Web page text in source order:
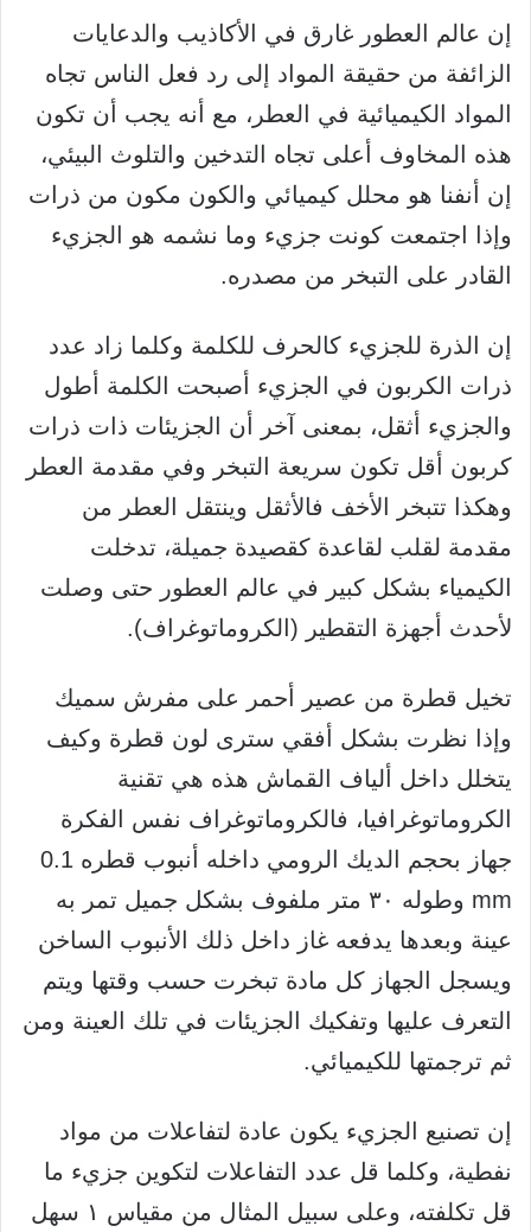
إن عالم العطور غارق في الأكاذيب والدعايات
الزائفة من حقيقة المواد إلى رد فعل الناس تجاه
المواد الكيميائية في العطر، مع أنه يجب أن تكون
هذه المخاوف أعلى تجاه التدخين والتلوث البيئي،
إن أنفنا هو محلل كيميائي والكون مكون من ذرات
وإذا اجتمعت كونت جزيء وما نشمه هو الجزيء
القادر على التبخر من مصدره.
إن الذرة للجزيء كالحرف للكلمة وكلما زاد عدد
ذرات الكربون في الجزيء أصبحت الكلمة أطول
والجزيء أثقل، بمعنى آخر أن الجزيئات ذات ذرات
كربون أقل تكون سريعة التبخر وفي مقدمة العطر
وهكذا تتبخر الأخف فالأثقل وينتقل العطر من
مقدمة لقلب لقاعدة كقصيدة جميلة، تدخلت
الكيمياء بشكل كبير في عالم العطور حتى وصلت
لأحدث أجهزة التقطير (الكروماتوغراف).
تخيل قطرة من عصير أحمر على مفرش سميك
وإذا نظرت بشكل أفقي سترى لون قطرة وكيف
يتخلل داخل ألياف القماش هذه هي تقنية
الكروماتوغرافيا، فالكروماتوغراف نفس الفكرة
جهاز بحجم الديك الرومي داخله أنبوب قطره 0.1
mm وطوله ٣٠ متر ملفوف بشكل جميل تمر به
عينة وبعدها يدفعه غاز داخل ذلك الأنبوب الساخن
ويسجل الجهاز كل مادة تبخرت حسب وقتها ويتم
التعرف عليها وتفكيك الجزيئات في تلك العينة ومن
ثم ترجمتها للكيميائي.
إن تصنيع الجزيء يكون عادة لتفاعلات من مواد
نفطية، وكلما قل عدد التفاعلات لتكوين جزيء ما
قل تكلفته، وعلى سبيل المثال من مقياس ١ سهل